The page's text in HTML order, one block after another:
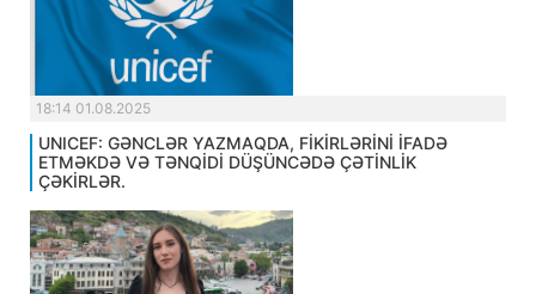
18:14 01.08.2025
UNICEF: GƏNCLƏR YAZMAQDA, FİKİRLƏRİNİ İFADƏ
ETMƏKDƏ VƏ TƏNQİDİ DÜŞÜNCƏDƏ ÇƏTİNLİK
ÇƏKİRLƏR.